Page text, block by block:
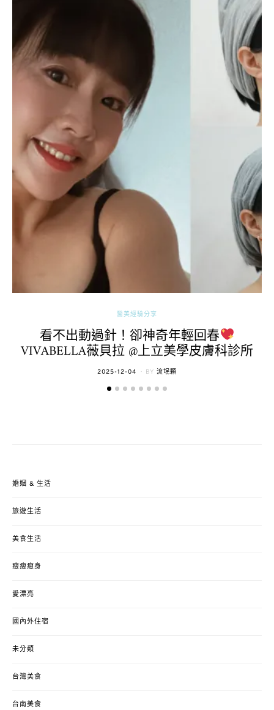
醫美經驗分享
看不出動過針！卻神奇年輕回春
VIVABELLA薇貝拉 @上立美學皮膚科診所
POSTED
2025-12-04 BY 流氓顆
婚姻 & 生活
旅遊生活
美食生活
瘦瘦瘦身
愛漂亮
國內外住宿
未分類
台灣美食
台南美食